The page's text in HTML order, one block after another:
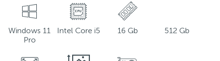
Windows 11
Pro
Intel Core i5 16 Gb 512 Gb